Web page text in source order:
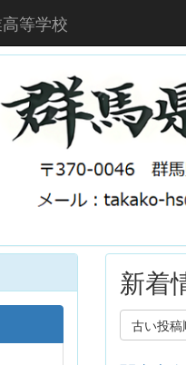
等学校
新着
古い投稿